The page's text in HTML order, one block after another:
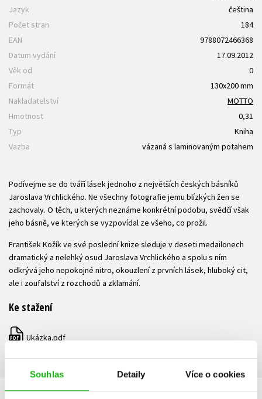
Souhlas Detaily Více o cookies
Jazyk
čeština
Počet stran
184
EAN
9788072466368
Datum vydání
17.09.2012
Věk od
0
Formát
130x200 mm
Nakladatelství
MOTTO
Hmotnost
0,31
Typ
Kniha
Vazba
vázaná s laminovaným potahem
Podívejme se do tváří lásek jednoho z největších českých básníků
Jaroslava Vrchlického. Ne všechny fotografie jemu blízkých žen se
zachovaly. O těch, u kterých neznáme konkrétní podobu, svědčí však
jeho básně, ve kterých se vyzpovídal ze všeho, co prožil.
František Kožík ve své poslední knize sleduje v deseti medailonech
dramatický a nelehký osud Jaroslava Vrchlického a spolu s ním
odkrývá jeho nepokojné nitro, okouzlení z prvních lásek, hluboký cit,
ale i zoufalství z rozchodů a zklamání.
Ke stažení
PDF Ukázka.pdf